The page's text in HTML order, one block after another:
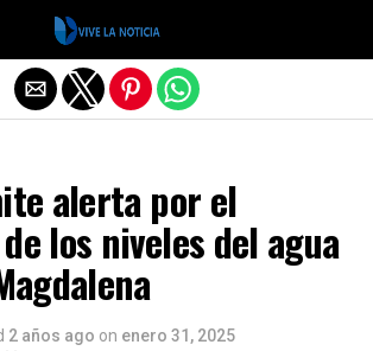
alerta por el
los niveles del agua
2 años ago on enero 31, 2025
Salir de la versión móvil